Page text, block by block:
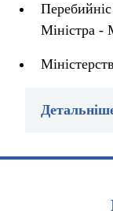
Міністра -